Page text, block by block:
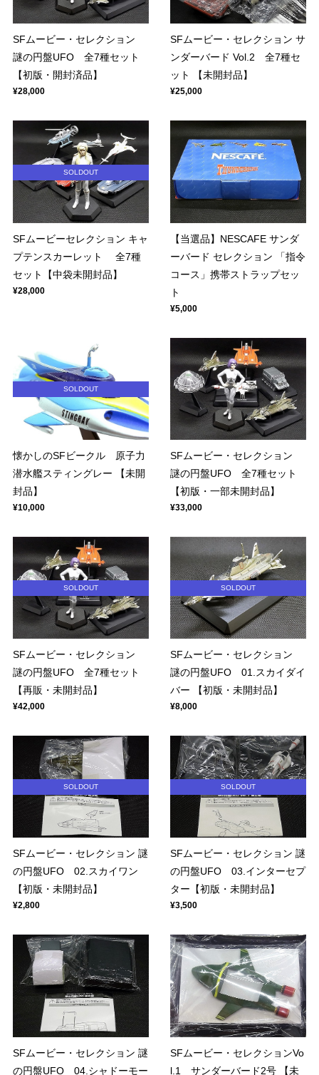
SFムービー・セレクション
謎の円盤UFO 全7種セット
【初版・開封済品】
¥28,000
SFムービー・セレクション サ
ンダーバード Vol.2 全7種セ
ット 【未開封品】
¥25,000
SOLDOUT
SFムービーセレクション キャ
プテンスカーレット 全7種
セット【中袋未開封品】
¥28,000
【当選品】NESCAFE サンダ
ーバード セレクション 「指令
コース」携帯ストラップセッ
ト
¥5,000
SOLDOUT
懐かしのSFビークル 原子力
潜水艦スティングレー 【未開
封品】
¥10,000
SFムービー・セレクション
謎の円盤UFO 全7種セット
【初版・一部未開封品】
¥33,000
SOLDOUT
SFムービー・セレクション
謎の円盤UFO 全7種セット
【再販・未開封品】
¥42,000
SOLDOUT
SFムービー・セレクション
謎の円盤UFO 01.スカイダイ
バー 【初版・未開封品】
¥8,000
SOLDOUT
SFムービー・セレクション 謎
の円盤UFO 02.スカイワン
【初版・未開封品】
¥2,800
SOLDOUT
SFムービー・セレクション 謎
の円盤UFO 03.インターセプ
ター【初版・未開封品】
¥3,500
SFムービー・セレクション 謎
の円盤UFO 04.シャドーモー
SFムービー・セレクションVo
l.1 サンダーバード2号 【未